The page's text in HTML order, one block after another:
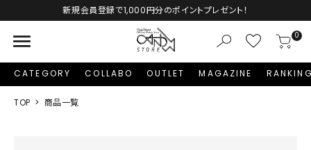
新規会員登録で1,000円分のポイントプレゼント！
menu 0
CATEGORY COLLABO OUTLET MAGAZINE
TOP 商品一覧